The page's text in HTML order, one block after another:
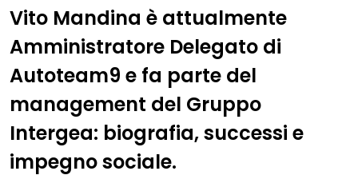
Vito Mandina è attualmente
Amministratore Delegato di
Autoteam9 e fa parte del
management del Gruppo
Intergea: biografia, successi e
impegno sociale.